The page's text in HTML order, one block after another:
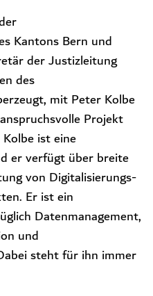
Kantons Bern und
der Justizleitung
des
mit Peter Kolbe
Projekt
ist eine
er verfügt über breite
von Digitalisierungs-
Er ist ein
Datenmanagement,
und
steht für ihn immer